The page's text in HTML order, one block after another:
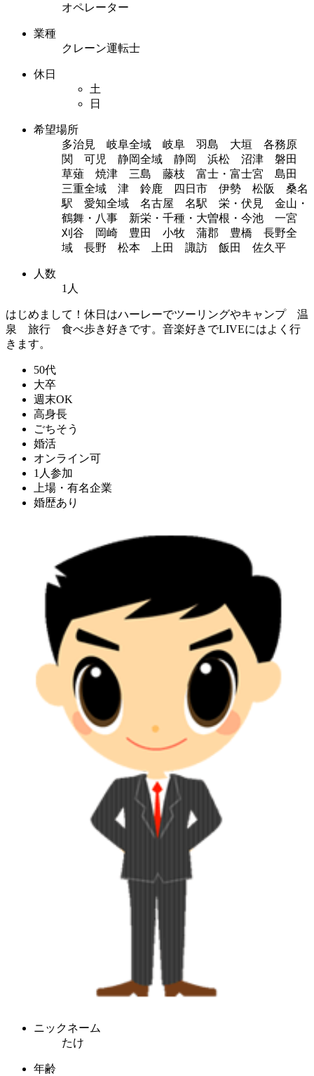
オペレーター
業種
クレーン運転士
休日
土
日
希望場所
多治見 岐阜全域 岐阜 羽島 大垣 各務原
関 可児 静岡全域 静岡 浜松 沼津 磐田
草薙 焼津 三島 藤枝 富士・富士宮 島田
三重全域 津 鈴鹿 四日市 伊勢 松阪 桑名
駅 愛知全域 名古屋 名駅 栄・伏見 金山・
鶴舞・八事 新栄・千種・大曽根・今池 一宮
刈谷 岡崎 豊田 小牧 蒲郡 豊橋 長野全
域 長野 松本 上田 諏訪 飯田 佐久平
人数
1人
はじめまして！休日はハーレーでツーリングやキャンプ 温
泉 旅行 食べ歩き好きです。音楽好きでLIVEにはよく行
きます。
50代
大卒
週末OK
高身長
ごちそう
婚活
オンライン可
1人参加
上場・有名企業
婚歴あり
ニックネーム
たけ
年齢